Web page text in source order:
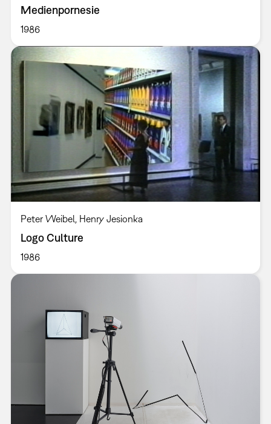
Medienpornesie
1986
Peter Weibel, Henry Jesionka
Logo Culture
1986